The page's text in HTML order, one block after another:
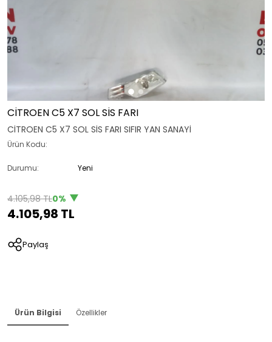
CİTROEN C5 X7 SOL SİS FARI
CİTROEN C5 X7 SOL SİS FARI SIFIR YAN SANAYİ
Ürün Kodu:
Durumu: Yeni
4.105,98 TL0%
4.105,98 TL
Paylaş
Ürün Bilgisi Özellikler